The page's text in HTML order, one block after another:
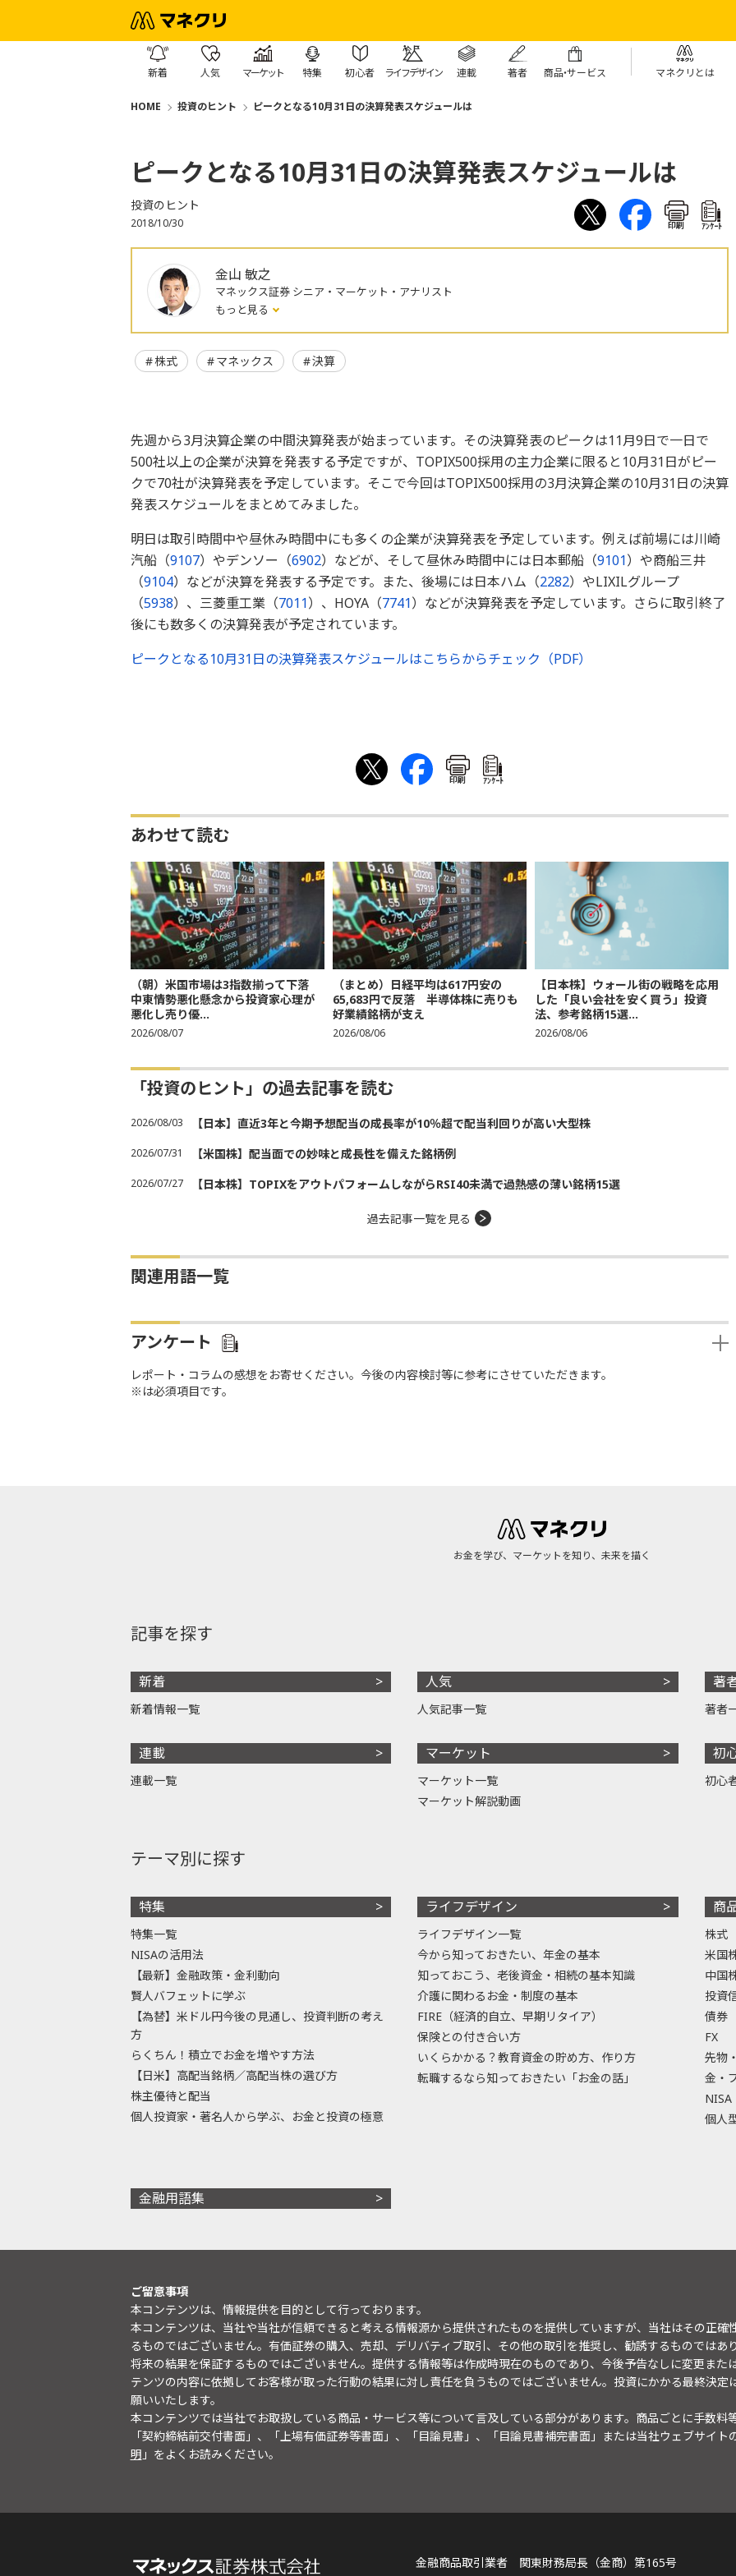
新着 人気 マーケット 特集 初心者 ライフデザイン 連載 著者 商品・サービス マネクリとは
HOME 投資のヒント ピークとなる10月31日の決算発表スケジュールは
ピークとなる10月31日の決算発表スケジュールは
投資のヒント
2018/10/30 印刷 ｱﾝｹｰﾄ
金山 敏之
マネックス証券 シニア・マーケット・アナリスト
もっと見る
株式 マネックス 決算
先週から3月決算企業の中間決算発表が始まっています。その決算発表のピークは11月9日で一日で
500社以上の企業が決算を発表する予定ですが、TOPIX500採用の主力企業に限ると10月31日がピー
クで70社が決算発表を予定しています。そこで今回はTOPIX500採用の3月決算企業の10月31日の決算
発表スケジュールをまとめてみました。
明日は取引時間中や昼休み時間中にも多くの企業が決算発表を予定しています。例えば前場には川崎
汽船（9107）やデンソー（6902）などが、そして昼休み時間中には日本郵船（9101）や商船三井
（9104）などが決算を発表する予定です。また、後場には日本ハム（2282）やLIXILグループ
（5938）、三菱重工業（7011）、HOYA（7741）などが決算発表を予定しています。さらに取引終了
後にも数多くの決算発表が予定されています。
ピークとなる10月31日の決算発表スケジュールはこちらからチェック（PDF）
印刷 ｱﾝｹｰﾄ
あわせて読む
（朝）米国市場は3指数揃って下落
中東情勢悪化懸念から投資家心理が
悪化し売り優...
2026/08/07
（まとめ）日経平均は617円安の
65,683円で反落 半導体株に売りも
好業績銘柄が支え
2026/08/06
【日本株】ウォール街の戦略を応用
した「良い会社を安く買う」投資
法、参考銘柄15選...
2026/08/06
「投資のヒント」の過去記事を読む
2026/08/03 【日本】直近3年と今期予想配当の成長率が10％超で配当利回りが高い大型株
2026/07/31 【米国株】配当面での妙味と成長性を備えた銘柄例
2026/07/27 【日本株】TOPIXをアウトパフォームしながらRSI40未満で過熱感の薄い銘柄15選
過去記事一覧を見る
関連用語一覧
アンケート
レポート・コラムの感想をお寄せください。今後の内容検討等に参考にさせていただきます。
※は必須項目です。
お金を学び、マーケットを知り、未来を描く
記事を探す
新着
新着情報一覧
連載
連載一覧
人気
人気記事一覧
マーケット
マーケット一覧
マーケット解説動画
著
著者
初
初心
テーマ別に探す
特集
特集一覧
NISAの活用法
【最新】金融政策・金利動向
賢人バフェットに学ぶ
【為替】米ドル円今後の見通し、投資判断の考え
方
らくちん！積立でお金を増やす方法
【日米】高配当銘柄／高配当株の選び方
株主優待と配当
個人投資家・著名人から学ぶ、お金と投資の極意
ライフデザイン
ライフデザイン一覧
今から知っておきたい、年金の基本
知っておこう、老後資金・相続の基本知識
介護に関わるお金・制度の基本
FIRE（経済的自立、早期リタイア）
保険との付き合い方
いくらかかる？教育資金の貯め方、作り方
転職するなら知っておきたい「お金の話」
商
株式
米国
中国
投資
債券
FX
先物
金・
NISA
個人
金融用語集
ご留意事項
本コンテンツは、情報提供を目的として行っております。
本コンテンツは、当社や当社が信頼できると考える情報源から提供されたものを提供していますが、当社はその正
るものではございません。有価証券の購入、売却、デリバティブ取引、その他の取引を推奨し、勧誘するものではあ
将来の結果を保証するものではございません。提供する情報等は作成時現在のものであり、今後予告なしに変更また
テンツの内容に依拠してお客様が取った行動の結果に対し責任を負うものではございません。投資にかかる最終決
願いいたします。
本コンテンツでは当社でお取扱している商品・サービス等について言及している部分があります。商品ごとに手数料
「契約締結前交付書面」、「上場有価証券等書面」、「目論見書」、「目論見書補完書面」または当社ウェブサイト
明 」をよくお読みください。
金融商品取引業者 関東財務局長（金商）第165号